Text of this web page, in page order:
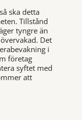
ska detta
Tillstånd
tyngre än
Det
i
företag
syftet med
att